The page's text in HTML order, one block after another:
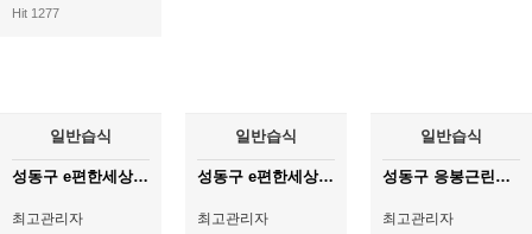
Hit 1277
일반습식
성동구 e편한세상 옥수파크힐스(2)
최고관리자
일반습식
성동구 e편한세상 옥수파크힐스(1)
최고관리자
일반습식
성동구 응봉근린공원
최고관리자